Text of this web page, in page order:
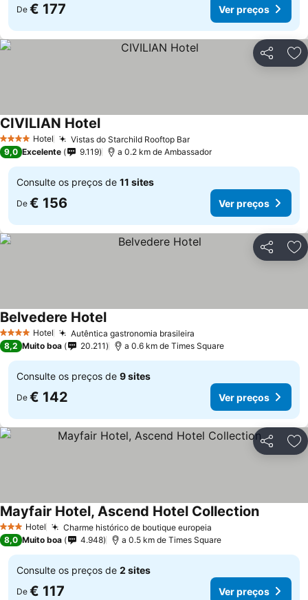
De € 177 Ver preços
Partilhar
4 EstrelasHotel Vistas do Starchild Rooftop Bar
CIVILIAN Hotel
9,0 Excelente 9.119 a 0.2 km de Ambassador
Consulte os preços de 11 sites
De € 156 Ver preços
Partilhar
4 EstrelasHotel Autêntica gastronomia brasileira
Belvedere Hotel
8,2 Muito boa 20.211 a 0.6 km de Times Square
Consulte os preços de 9 sites
De € 142 Ver preços
Partilhar
3 EstrelasHotel Charme histórico de boutique europeia
Mayfair Hotel, Ascend Hotel Collection
8,0 Muito boa 4.948 a 0.5 km de Times Square
Consulte os preços de 2 sites
De € 117 Ver preços